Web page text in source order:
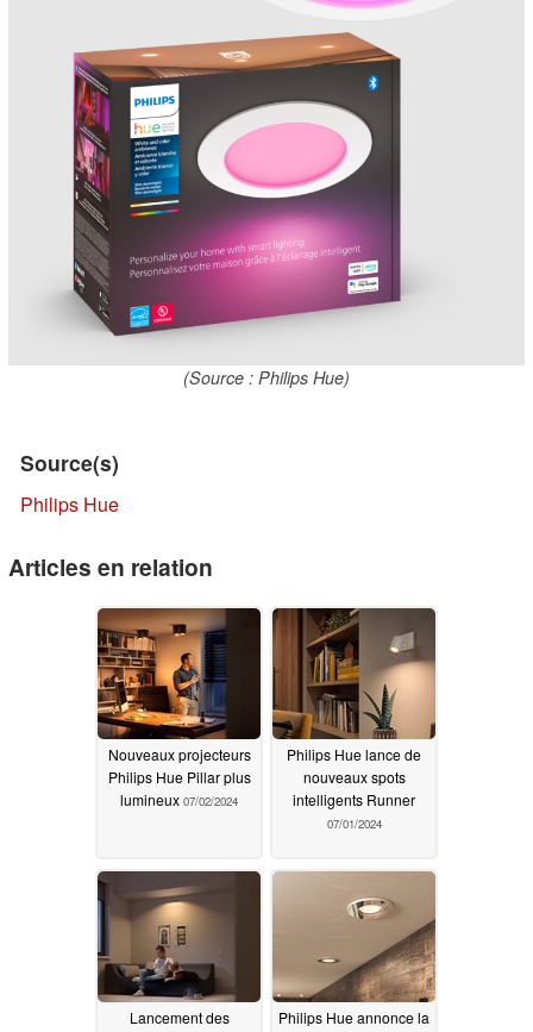
(Source : Philips Hue)
Source(s)
Philips Hue
Articles en relation
Nouveaux projecteurs
Philips Hue Pillar plus
lumineux 07/02/2024
Philips Hue lance de
nouveaux spots
intelligents Runner
07/01/2024
Lancement des
Philips Hue annonce la